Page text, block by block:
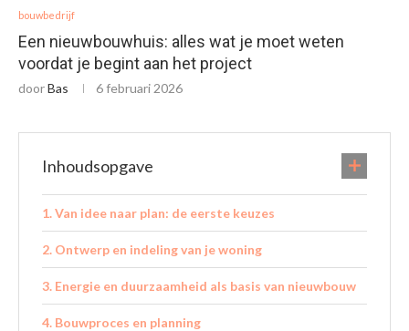
bouwbedrijf
Een nieuwbouwhuis: alles wat je moet weten
voordat je begint aan het project
doorBas 6 februari 2026
Inhoudsopgave
Van idee naar plan: de eerste keuzes
Ontwerp en indeling van je woning
Energie en duurzaamheid als basis van nieuwbouw
Bouwproces en planning